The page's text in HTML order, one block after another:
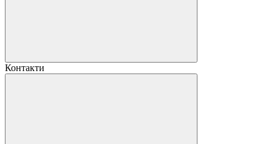
Контакти